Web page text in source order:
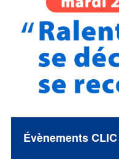
Évènements